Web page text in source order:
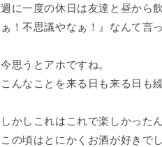
週に一度の休日は友達と昼から
ぁ！不思議やなぁ！』なんて言
今思うとアホですね。
こんなことを来る日も来る日も
しかしこれはこれで楽しかったん
この頃はとにかくお酒が好きで